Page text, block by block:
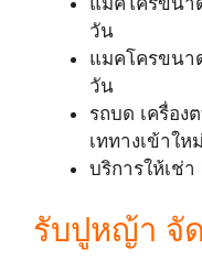
วัน
แมคโครขนา
วัน
รถบด เครื่อ
เททางเข้าใหม่
บริการให้เช่
รับปูหญ้า จั